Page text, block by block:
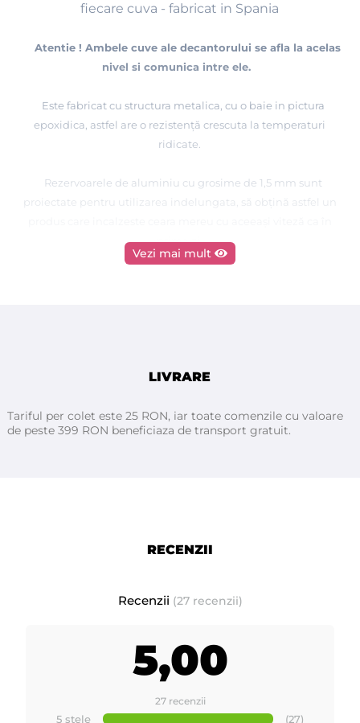
fiecare cuva - fabricat in Spania
Atentie ! Ambele cuve ale decantorului se afla la acelas
nivel si comunica intre ele.
Este fabricat cu structura metalica, cu o baie in pictura
epoxidica, astfel are o rezistenţă crescuta la temperaturi
ridicate.
Rezervoarele de aluminiu cu grosime de 1,5 mm sunt
proiectate pentru utilizarea indelungata, să obţină astfel un
prima zi.
supraîncălzirea aparatului.
Fiecare termostat este prevazut cu indicator LED care va
arata cand termostatul este in functiune
Decanorul este foarte usor de utilizat, acesta se aseaza pe o
Decantorul se seteaza la temperatura de 120°C, dupa ce ceara
de 60-90°C, aceasta este temperatura optima pentru pastrarea
cerii pe timpul utilizarii.
Vezi mai mult
LIVRARE
Tariful per colet este 25 RON, iar toate comenzile cu valoare
de peste 399 RON beneficiaza de transport gratuit.
RECENZII
Recenzii (27 recenzii)
5,00
27 recenzii
5 stele
(27)